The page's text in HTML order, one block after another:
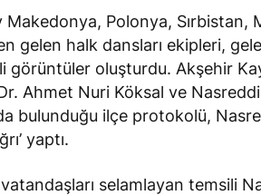
Makedonya, Polonya, Sırbistan,
gelen halk dansları ekipleri,
görüntüler oluşturdu. Akşehir
Ahmet Nuri Köksal ve
bulunduğu ilçe protokolü,
yaptı.
selamlayan temsili